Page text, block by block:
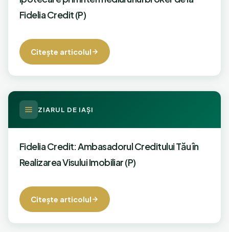
Fidelia Credit (P)
Citeşte articolul
ZIARUL DE IAŞI
Fidelia Credit: Ambasadorul Creditului Tău în
Realizarea Visului Imobiliar (P)
Citeşte articolul